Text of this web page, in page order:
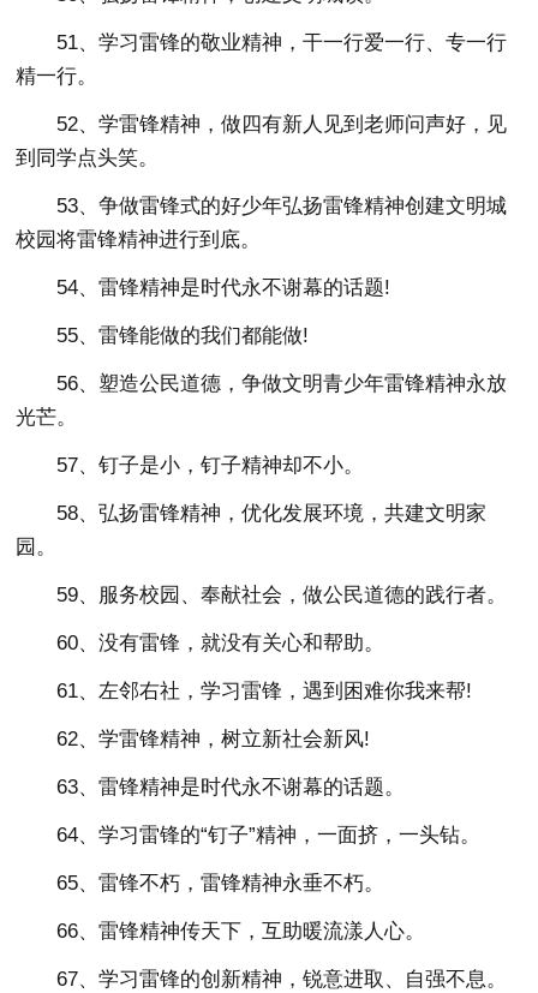
51、学习雷锋的敬业精神，干一行爱一行、专一行
精一行。
52、学雷锋精神，做四有新人见到老师问声好，见
到同学点头笑。
53、争做雷锋式的好少年弘扬雷锋精神创建文明城
校园将雷锋精神进行到底。
54、雷锋精神是时代永不谢幕的话题!
55、雷锋能做的我们都能做!
56、塑造公民道德，争做文明青少年雷锋精神永放
光芒。
57、钉子是小，钉子精神却不小。
58、弘扬雷锋精神，优化发展环境，共建文明家
园。
59、服务校园、奉献社会，做公民道德的践行者。
60、没有雷锋，就没有关心和帮助。
61、左邻右社，学习雷锋，遇到困难你我来帮!
62、学雷锋精神，树立新社会新风!
63、雷锋精神是时代永不谢幕的话题。
64、学习雷锋的“钉子”精神，一面挤，一头钻。
65、雷锋不朽，雷锋精神永垂不朽。
66、雷锋精神传天下，互助暖流漾人心。
67、学习雷锋的创新精神，锐意进取、自强不息。